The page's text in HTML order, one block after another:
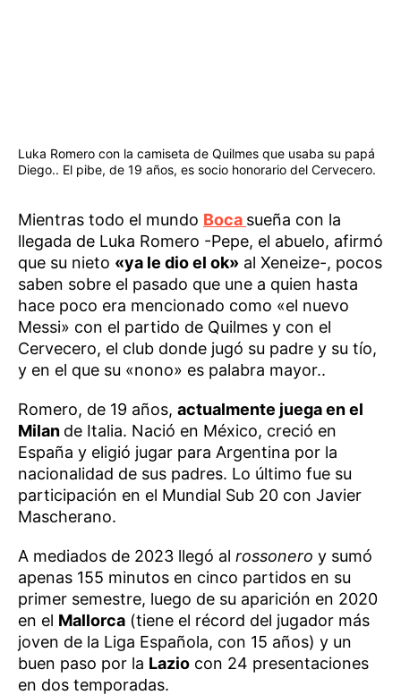
Luka Romero con la camiseta de Quilmes que usaba su papá
Diego.. El pibe, de 19 años, es socio honorario del Cervecero.
Mientras todo el mundo Boca sueña con la
llegada de Luka Romero -Pepe, el abuelo, afirmó
que su nieto «ya le dio el ok» al Xeneize-, pocos
saben sobre el pasado que une a quien hasta
hace poco era mencionado como «el nuevo
Messi» con el partido de Quilmes y con el
Cervecero, el club donde jugó su padre y su tío,
y en el que su «nono» es palabra mayor..
Romero, de 19 años, actualmente juega en el
Milan de Italia. Nació en México, creció en
España y eligió jugar para Argentina por la
nacionalidad de sus padres. Lo último fue su
participación en el Mundial Sub 20 con Javier
Mascherano.
A mediados de 2023 llegó al rossonero y sumó
apenas 155 minutos en cinco partidos en su
primer semestre, luego de su aparición en 2020
en el Mallorca (tiene el récord del jugador más
joven de la Liga Española, con 15 años) y un
buen paso por la Lazio con 24 presentaciones
en dos temporadas.